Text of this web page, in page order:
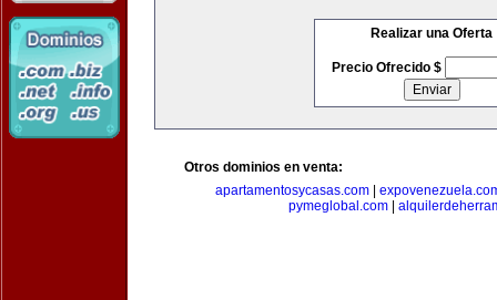
Realizar una Oferta
Precio Ofrecido $
Otros dominios en venta:
apartamentosycasas.com
pymeglobal.com